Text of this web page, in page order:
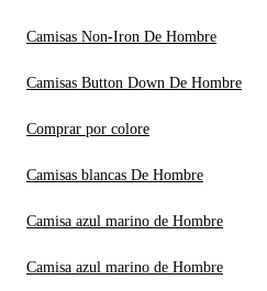
Camisas Non-Iron De Hombre
Camisas Button Down De Hombre
Comprar por colore
Camisas blancas De Hombre
Camisa azul marino de Hombre
Camisa azul marino de Hombre